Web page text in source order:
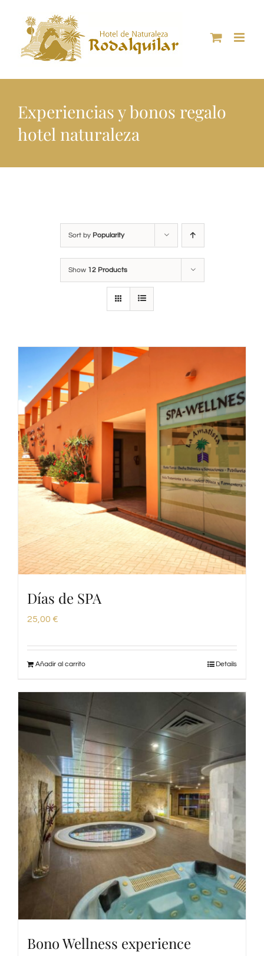
content
Experiencias y bonos regalo
hotel naturaleza
Sort by Popularity
Show 12 Products
Días de SPA
25,00 €
Añadir al carrito Details
Bono Wellness experience